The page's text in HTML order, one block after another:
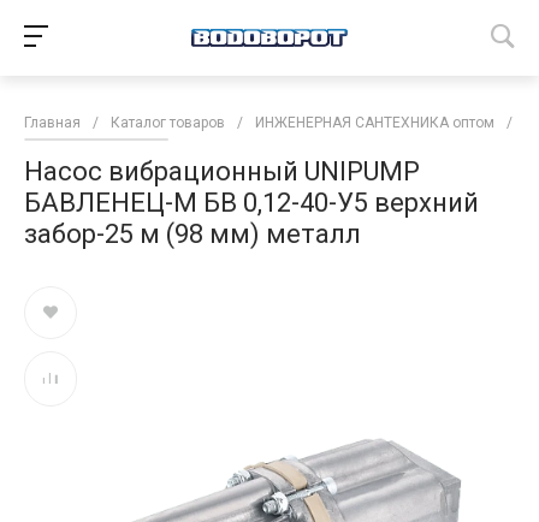
Главная / Каталог товаров / ИНЖЕНЕРНАЯ САНТЕХНИКА оптом /
Насос вибрационный UNIPUMP
БАВЛЕНЕЦ-М БВ 0,12-40-У5 верхний
забор-25 м (98 мм) металл